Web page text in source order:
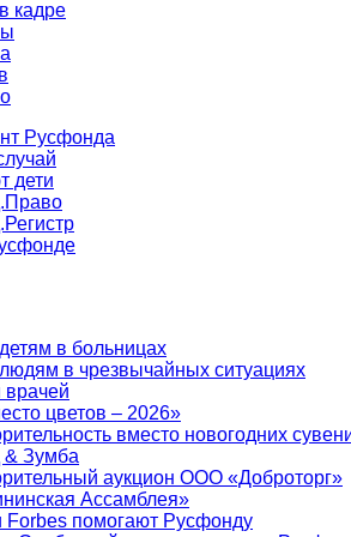
кадре
Русфонда
дети
в больницах
в чрезвычайных ситуациях
цветов – 2026»
вместо новогодних
Зумба
аукцион ООО «Доброторг»
Ассамблея»
Forbes помогают Русфонду